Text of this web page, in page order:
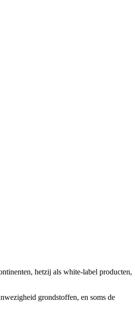
hetzij als white-label producten,
grondstoffen, en soms de